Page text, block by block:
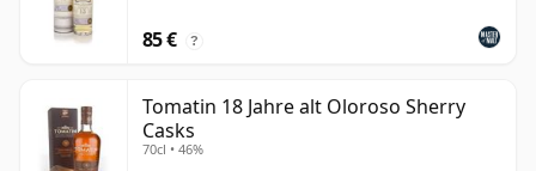
85 € ?
Tomatin 18 Jahre alt Oloroso Sherry
Casks
70cl • 46%